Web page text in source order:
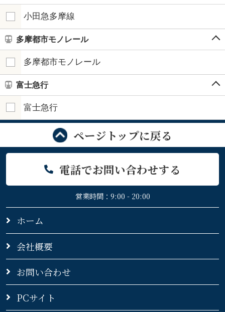
小田急多摩線
多摩都市モノレール
多摩都市モノレール
富士急行
富士急行
ページトップに戻る
電話でお問い合わせする
営業時間：9:00 - 20:00
ホーム
会社概要
お問い合わせ
PCサイト